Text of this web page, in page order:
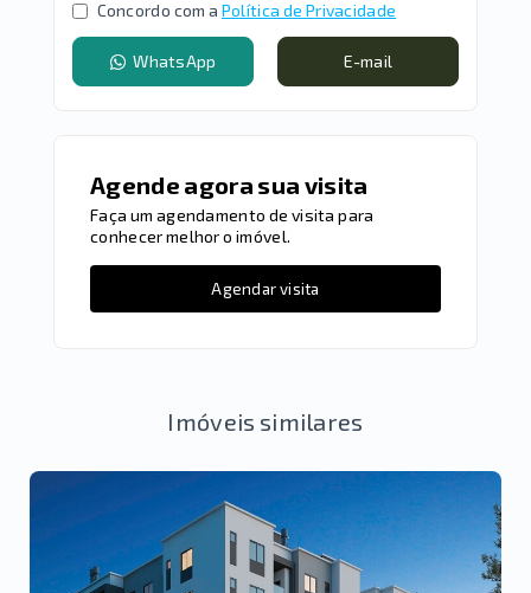
Concordo com a Política de Privacidade
WhatsApp E-mail
Agende agora sua visita
Faça um agendamento de visita para
conhecer melhor o imóvel.
Agendar visita
Imóveis similares